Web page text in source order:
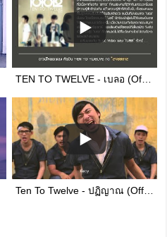
TEN TO TWELVE - เบลอ (Official Audio)
Ten To Twelve - ปฏิญาณ (Official MV)